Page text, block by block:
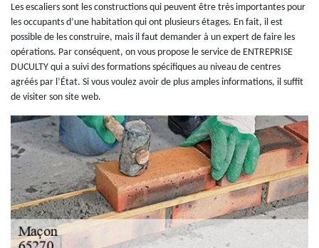
Les escaliers sont les constructions qui peuvent être très importantes pour
les occupants d’une habitation qui ont plusieurs étages. En fait, il est
possible de les construire, mais il faut demander à un expert de faire les
opérations. Par conséquent, on vous propose le service de ENTREPRISE
DUCULTY qui a suivi des formations spécifiques au niveau de centres
agréés par l’État. Si vous voulez avoir de plus amples informations, il suffit
de visiter son site web.